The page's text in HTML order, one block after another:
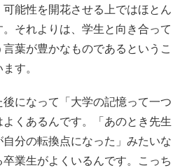
能性を開花させる上ではほとん
それよりは、学生と向き合って
葉が豊かなものであるというこ
す。
になって「大学の記憶って一つ
くあるんです。「あのとき先生
分の転換点になった」みたいな
業生がよくいるんです。こっち